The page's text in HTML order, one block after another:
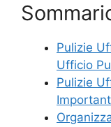
Pulizie
Ufficio
Pulizie